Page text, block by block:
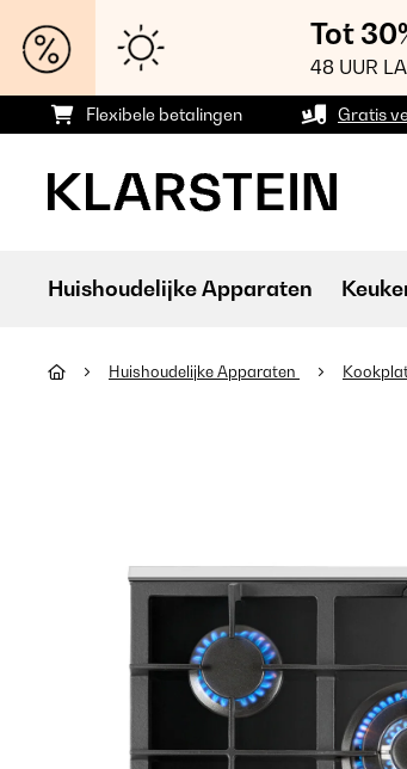
Tot
48 UUR
Flexibele betalingen Gratis
Huishoudelijke Apparaten
Huishoudelijke Apparaten